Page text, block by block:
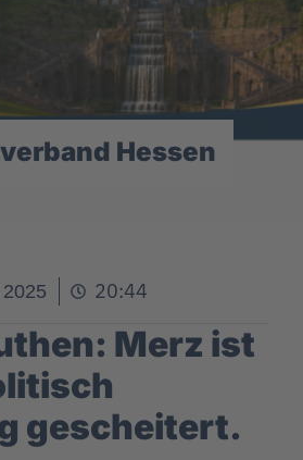
Hessen
20:44
Merz ist
gescheitert.